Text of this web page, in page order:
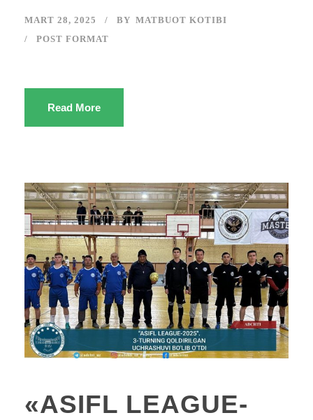
MART 28, 2025 BY MATBUOT KOTIBI
POST FORMAT
Read More
«ASIFL LEAGUE-